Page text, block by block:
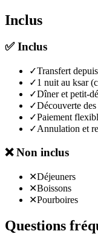
Inclus
✅Inclus
✓Transfert
✓1 nuit au ksar
✓Dîner et petit-
✓Découverte
✓Paiement
✓Annulation et
❌Non inclus
✕Déjeuners
✕Boissons
✕Pourboires
Questions